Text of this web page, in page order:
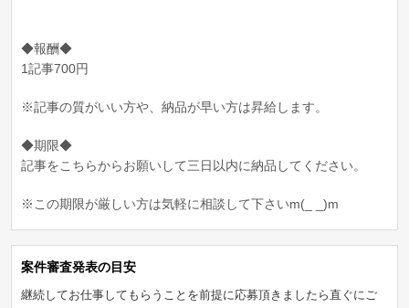
◆報酬◆
1記事700円
※記事の質がいい方や、納品が早い方は昇給します。
◆期限◆
記事をこちらからお願いして三日以内に納品してください。
※この期限が厳しい方は気軽に相談して下さいm(_ _)m
案件審査発表の目安
継続してお仕事してもらうことを前提に応募頂きましたら直ぐにご